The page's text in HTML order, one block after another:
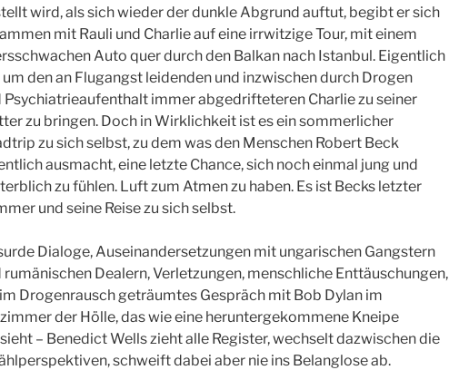
wird, als sich wieder der dunkle Abgrund auftut, begibt er sich
mit Rauli und Charlie auf eine irrwitzige Tour, mit einem
Auto quer durch den Balkan nach Istanbul. Eigentlich
um den an Flugangst leidenden und inzwischen durch Drogen
Psychiatrieaufenthalt immer abgedrifteteren Charlie zu seiner
zu bringen. Doch in Wirklichkeit ist es ein sommerlicher
zu sich selbst, zu dem was den Menschen Robert Beck
ausmacht, eine letzte Chance, sich noch einmal jung und
zu fühlen. Luft zum Atmen zu haben. Es ist Becks letzter
und seine Reise zu sich selbst.
Dialoge, Auseinandersetzungen mit ungarischen Gangstern
rumänischen Dealern, Verletzungen, menschliche Enttäuschungen,
Drogenrausch geträumtes Gespräch mit Bob Dylan im
der Hölle, das wie eine heruntergekommene Kneipe
– Benedict Wells zieht alle Register, wechselt dazwischen die
schweift dabei aber nie ins Belanglose ab.